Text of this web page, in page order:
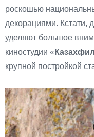
роскошью
декорациями. Кстати,
уделяют большое
киностудии «
крупной постройкой